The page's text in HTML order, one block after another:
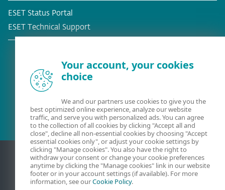
ESET Status Portal
ESET Technical Support
Your account, your cookies
choice
We and our partners use cookies to give you the
best optimized online experience, analyze our website
traffic, and serve you with personalized ads. You can agree
to the collection of all cookies by clicking "Accept all and
close", decline all non-essential cookies by choosing "Accept
essential cookies only", or adjust your cookie settings by
clicking "Manage cookies". You also have the right to
withdraw your consent or change your cookie preferences
anytime by clicking the "Manage cookies" link in our website
footer or in your account settings (if available). For more
information, see ourCookie Policy.